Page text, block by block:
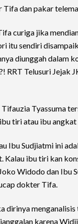
dan pakar
curiga jika
itu sendiri
diunggah dalam
RRT Telusuri Jejak
Tyassuma
tiri atau ibu
Ibu Sudjiatmi ini
Kalau ibu tiri kan
Widodo dan Ibu
dokter Tifa.
dirinya
karena